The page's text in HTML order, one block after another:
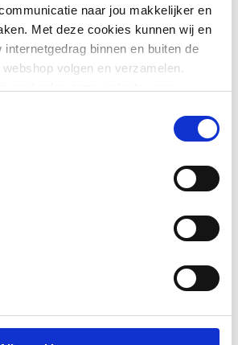
naar jou makkelijker en
Met deze cookies kunnen wij en
internetgedrag binnen en buiten de
volgen en verzamelen.
op in je browser.
Ja